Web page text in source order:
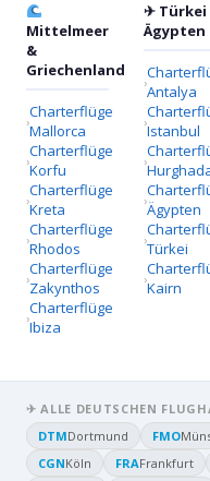
Mittelmeer
&
Griechenland
Charterflüge
Mallorca
Charterflüge
Korfu
Charterflüge
Kreta
Charterflüge
Rhodos
Charterflüge
Zakynthos
Charterflüge
Ibiza
✈ Türkei
Ägypten
Antalya
Istanbul
Ägypten
Türkei
Kairn
✈ ALLE DEUTSCHEN
DTMDortmund FMO
CGNKöln FRAFrankfurt